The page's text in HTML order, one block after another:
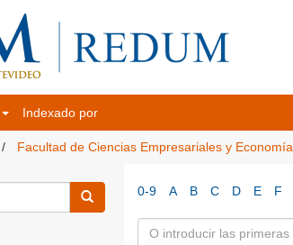
Indexado por
Facultad de Ciencias Empresariales y Economía
0-9 A B C D E F